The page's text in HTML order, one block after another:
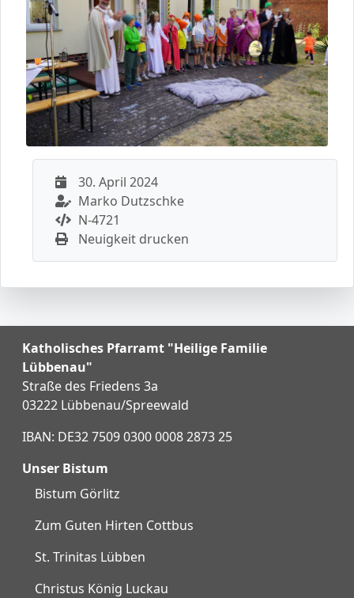
30. April 2024
Marko Dutzschke
N-4721
Neuigkeit drucken
Katholisches Pfarramt "Heilige Familie
Lübbenau"
Straße des Friedens 3a
03222 Lübbenau/Spreewald
IBAN: DE32 7509 0300 0008 2873 25
Unser Bistum
Bistum Görlitz
Zum Guten Hirten Cottbus
St. Trinitas Lübben
Christus König Luckau